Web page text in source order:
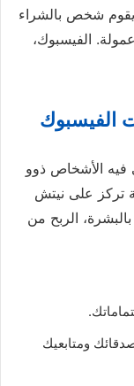
شخص بالشراء
الفيسبوك،
الفيسبوك
فيه الأشخاص ذوو
تركز على نيتش
الربح من
ومتابعيك